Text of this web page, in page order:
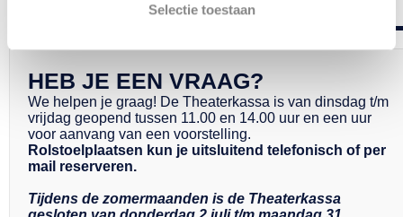
Selectie toestaan
HEB JE EEN VRAAG?
We helpen je graag! De Theaterkassa is van dinsdag t/m
vrijdag geopend tussen 11.00 en 14.00 uur en een uur
voor aanvang van een voorstelling.
Rolstoelplaatsen kun je uitsluitend telefonisch of per
mail reserveren.
Tijdens de zomermaanden is de Theaterkassa